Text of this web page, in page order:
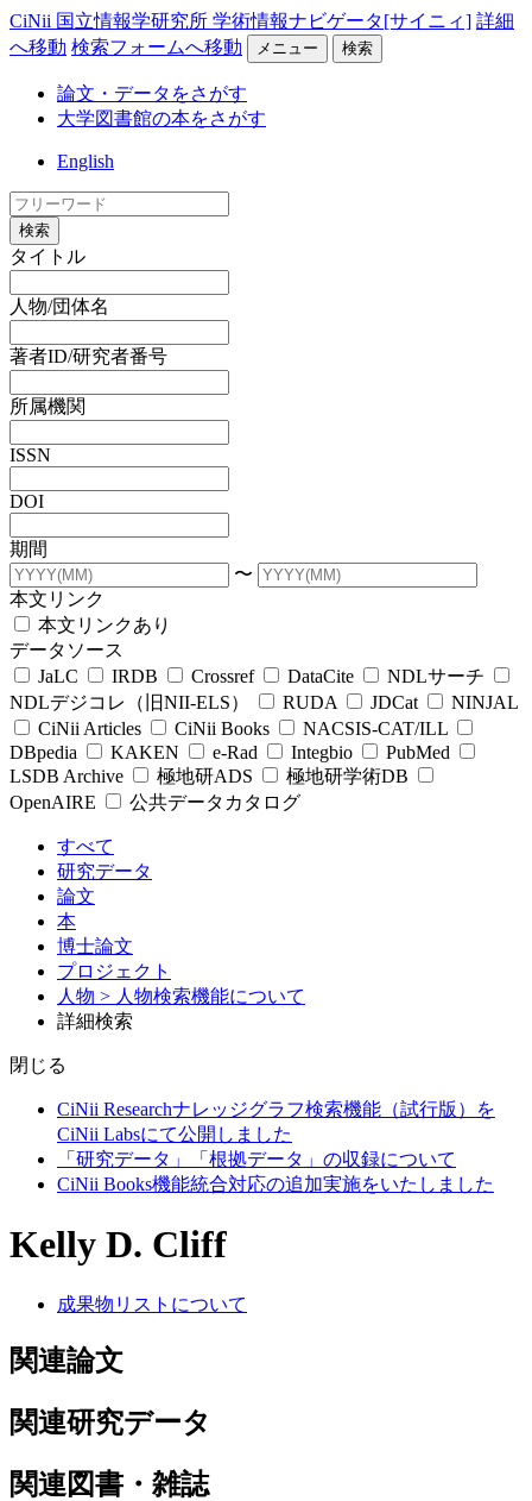
CiNii 国立情報学研究所 学術情報ナビゲータ[サイニィ] 詳細
へ移動 検索フォームへ移動 メニュー 検索
論文・データをさがす
大学図書館の本をさがす
English
検索
タイトル
人物/団体名
著者ID/研究者番号
所属機関
ISSN
DOI
期間
〜
本文リンク
本文リンクあり
データソース
JaLC
IRDB Crossref DataCite
NDLサーチ
NDLデジコレ（旧NII-ELS）
RUDA JDCat
NINJAL
CiNii Articles
CiNii Books
NACSIS-CAT/ILL
DBpedia
KAKEN e-Rad Integbio
PubMed
LSDB Archive
極地研ADS
極地研学術DB
OpenAIRE
公共データカタログ
すべて
研究データ
論文
本
博士論文
プロジェクト
人物 > 人物検索機能について
詳細検索
閉じる
CiNii Researchナレッジグラフ検索機能（試行版）を
CiNii Labsにて公開しました
「研究データ」「根拠データ」の収録について
CiNii Books機能統合対応の追加実施をいたしました
Kelly D. Cliff
成果物リストについて
関連論文
関連研究データ
関連図書・雑誌